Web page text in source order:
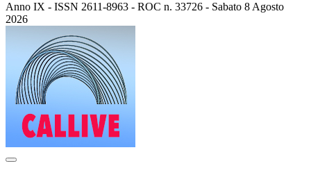
Anno IX - ISSN 2611-8963 - ROC n. 33726 - Sabato 8 Agosto
2026